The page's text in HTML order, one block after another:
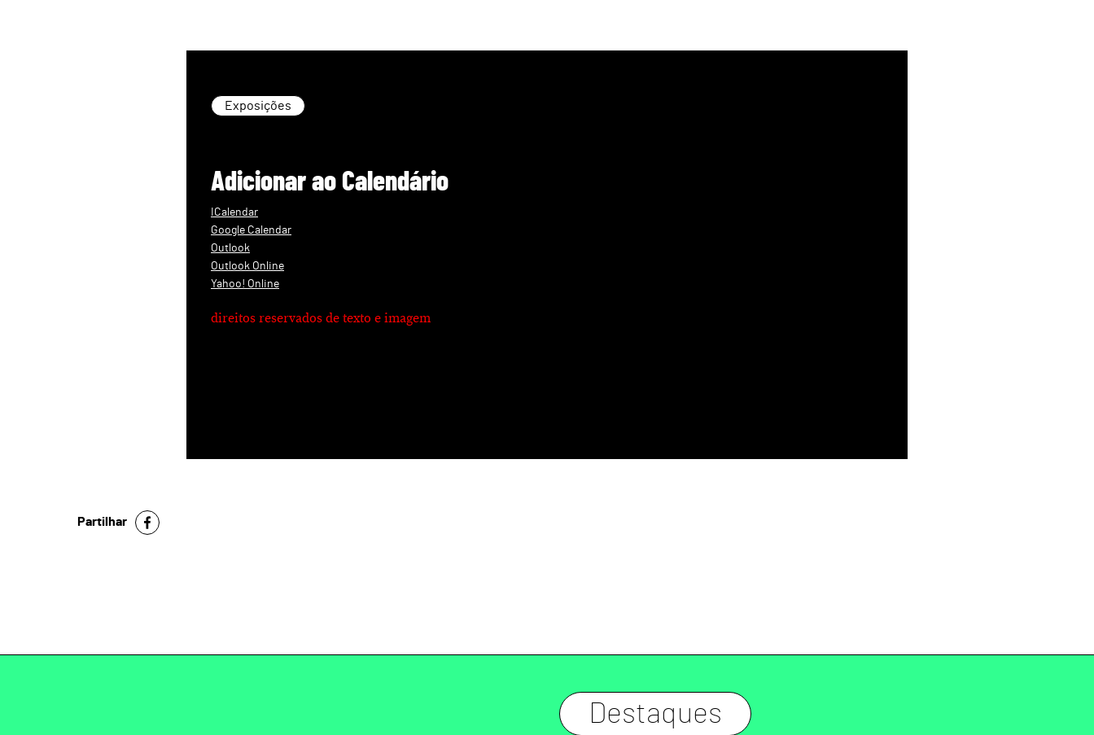
Exposições
Adicionar ao Calendário
ICalendar
Google Calendar
Outlook
Outlook Online
Yahoo! Online
direitos reservados de texto e imagem
Partilhar
Destaques